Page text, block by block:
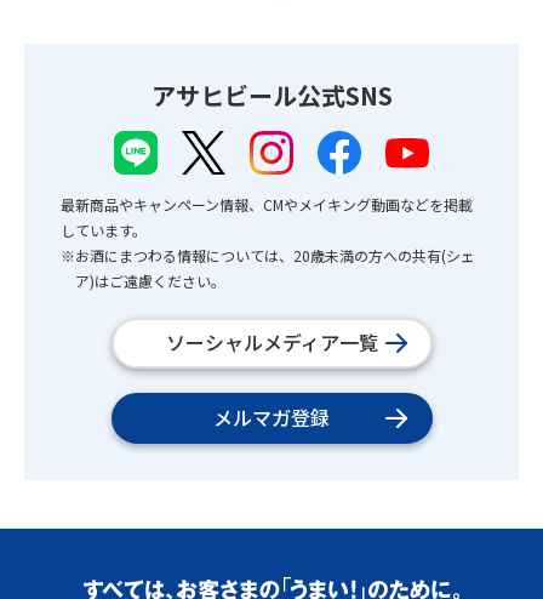
アサヒビール公式SNS
最新商品やキャンペーン情報、CMやメイキング動画などを掲載
しています。
※お酒にまつわる情報については、20歳未満の方への共有(シェ
ア)はご遠慮ください。
ソーシャルメディア一覧
メルマガ登録